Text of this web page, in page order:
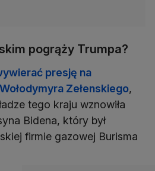
pogrąży Trumpa?
presję na
Zełenskiego,
tego kraju wznowiła
Bidena, który był
firmie gazowej Burisma